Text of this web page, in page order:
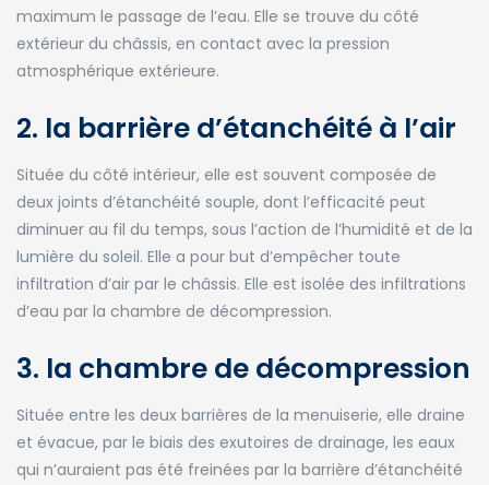
maximum le passage de l’eau. Elle se trouve du côté
extérieur du châssis, en contact avec la pression
atmosphérique extérieure.
2. la barrière d’étanchéité à l’air
Située du côté intérieur, elle est souvent composée de
deux joints d’étanchéité souple, dont l’efficacité peut
diminuer au fil du temps, sous l’action de l’humidité et de la
lumière du soleil. Elle a pour but d’empêcher toute
infiltration d’air par le châssis. Elle est isolée des infiltrations
d’eau par la chambre de décompression.
3. la chambre de décompression
Située entre les deux barrières de la menuiserie, elle draine
et évacue, par le biais des exutoires de drainage, les eaux
qui n’auraient pas été freinées par la barrière d’étanchéité